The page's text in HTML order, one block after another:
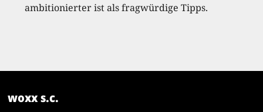
ambitionierter ist als fragwürdige Tipps.
woxx s.c.